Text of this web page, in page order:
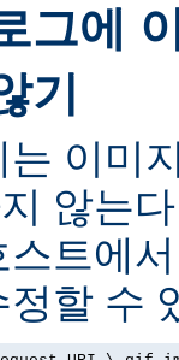
그에
기
는 이미
않는
스트에
정할 수